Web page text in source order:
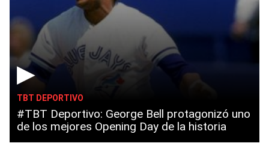
▶
TBT DEPORTIVO
#TBT Deportivo: George Bell protagonizó uno
de los mejores Opening Day de la historia